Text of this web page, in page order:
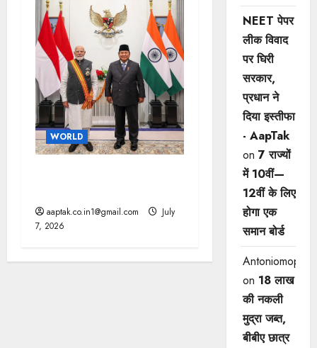
WORLD
aaptak.co.in1@gmail.com
July
7, 2026
NEET पेपर
लीक विवाद
पर घिरी
सरकार,
प्रधान ने
दिया इस्तीफा
- AapTak
on 7 राज्यों
में 10वीं—
12वीं ​के लिए
होगा एक
समान बोर्ड
Antoniomop
on 18 लाख
की नकली
मुद्रा जब्त,
बीबीए छात्र